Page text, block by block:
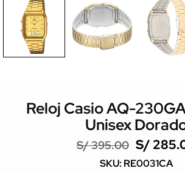
Reloj Casio AQ-
Unisex
S/395.00 S/
SKU: RE0031CA